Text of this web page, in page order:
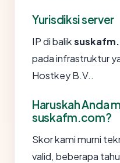
Yurisdiksi server
IP di balik
pada infrastruktur
Hostkey B.V..
Haruskah Anda
suskafm.com?
Skor kami murni
valid, beberapa